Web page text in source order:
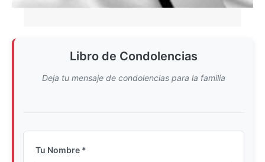
Libro de Condolencias
Deja tu mensaje de condolencias para la familia
Tu Nombre *